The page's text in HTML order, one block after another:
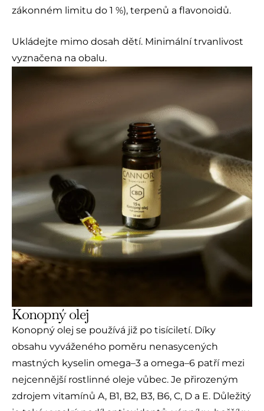
zákonném limitu do 1 %), terpenů a flavonoidů.
Ukládejte mimo dosah dětí. Minimální trvanlivost
vyznačena na obalu.
Konopný olej
Konopný olej se používá již po tisíciletí. Díky
obsahu vyváženého poměru nenasycených
mastných kyselin omega–3 a omega–6 patří mezi
nejcennější rostlinné oleje vůbec. Je přirozeným
zdrojem vitamínů A, B1, B2, B3, B6, C, D a E. Důležitý